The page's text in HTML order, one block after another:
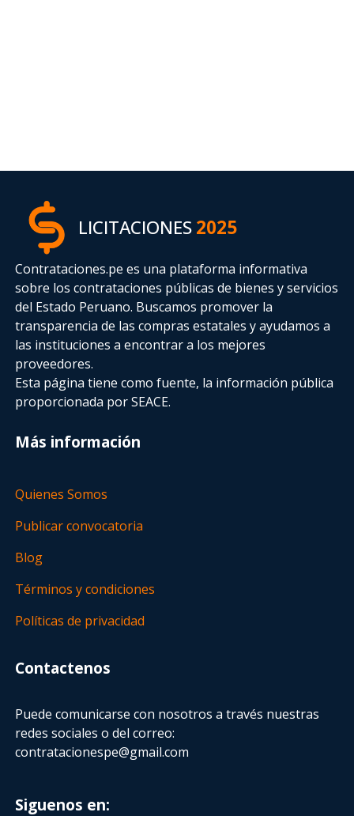
LICITACIONES2025
Contrataciones.pe es una plataforma informativa
sobre los contrataciones públicas de bienes y servicios
del Estado Peruano. Buscamos promover la
transparencia de las compras estatalesy ayudamos a
las instituciones a encontrar a los mejores
proveedores.
Esta página tiene como fuente, la información pública
proporcionada por SEACE.
Más información
Quienes Somos
Publicar convocatoria
Blog
Términos y condiciones
Políticas de privacidad
Contactenos
Puede comunicarse con nosotros a través nuestras
redes sociales o del correo:
contratacionespe@gmail.com
Siguenos en: